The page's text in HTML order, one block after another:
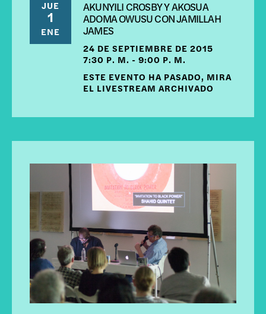
JUE
1
ENE
AKUNYILI CROSBY Y AKOSUA
ADOMA OWUSU CON JAMILLAH
JAMES
24 DE SEPTIEMBRE DE 2015
7:30 P. M. - 9:00 P. M.
ESTE EVENTO HA PASADO, MIRA
EL LIVESTREAM ARCHIVADO